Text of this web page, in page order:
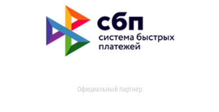
Официальный партнер